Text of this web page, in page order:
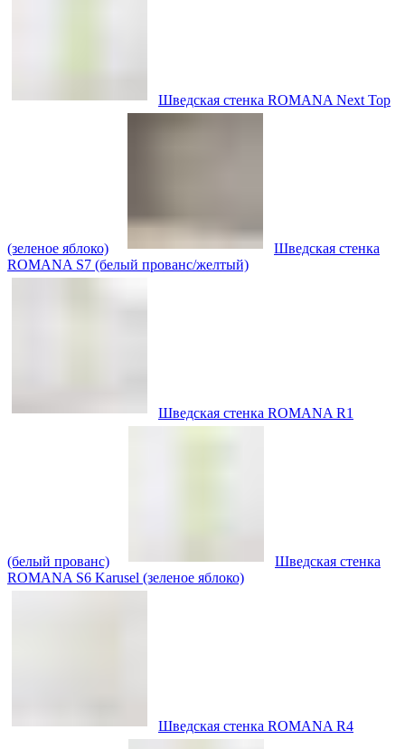
Шведская стенка ROMANA Next Top
(зеленое яблоко)
Шведская стенка
ROMANA S7 (белый прованс/желтый)
Шведская стенка ROMANA R1
(белый прованс)
Шведская стенка
ROMANA S6 Karusel (зеленое яблоко)
Шведская стенка ROMANA R4